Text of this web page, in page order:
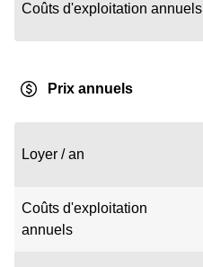
Coûts d'exploitation annuels
Prix annuels
Loyer / an
Coûts d'exploitation
annuels